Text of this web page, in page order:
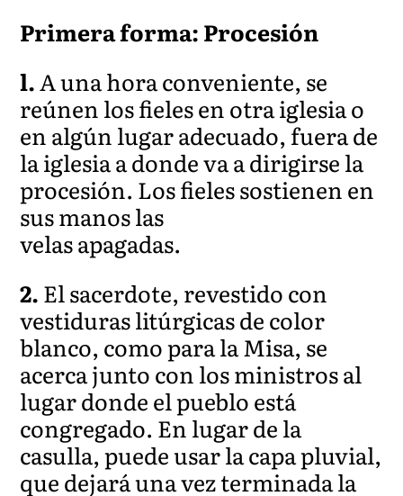
Primera forma: Procesión
l.A una hora conveniente, se
reúnen los fieles en otra iglesia o
en algún lugar adecuado, fuera de
la iglesia a donde va a dirigirse la
procesión. Los fieles sostienen en
sus manos las
velas apagadas.
2.El sacerdote, revestido con
vestiduras litúrgicas de color
blanco, como para la Misa, se
acerca junto con los ministros al
lugar donde el pueblo está
congregado. En lugar de la
casulla, puede usar la capa pluvial,
que dejará una vez terminada la